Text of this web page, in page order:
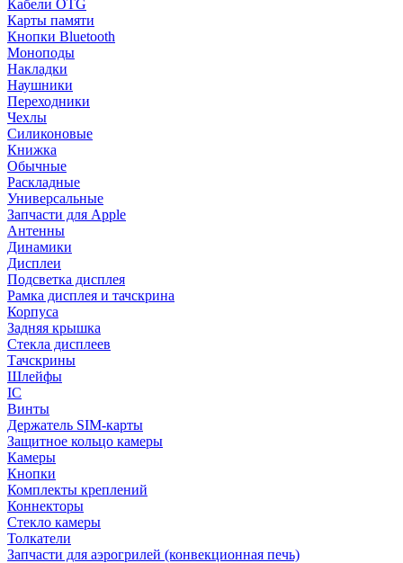
Кабели OTG
Карты памяти
Кнопки Bluetooth
Моноподы
Накладки
Наушники
Переходники
Чехлы
Силиконовые
Книжка
Обычные
Раскладные
Универсальные
Запчасти для Apple
Антенны
Динамики
Дисплеи
Подсветка дисплея
Рамка дисплея и тачскрина
Корпуса
Задняя крышка
Стекла дисплеев
Тачскрины
Шлейфы
IC
Винты
Держатель SIM-карты
Защитное кольцо камеры
Камеры
Кнопки
Комплекты креплений
Коннекторы
Стекло камеры
Толкатели
Запчасти для аэрогрилей (конвекционная печь)